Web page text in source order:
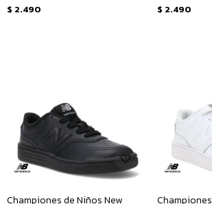
$ 2.490 $ 2.490
Championes de Niños New